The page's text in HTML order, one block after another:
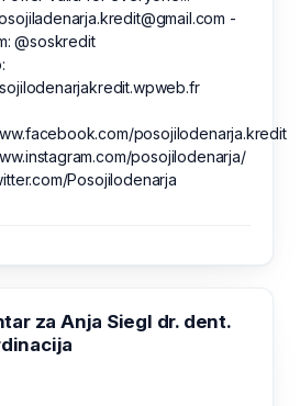
-
@soskredit
posojilodenarja.kredit
posojilodenarja/
Posojilodenarja
za Anja Siegl dr. dent.